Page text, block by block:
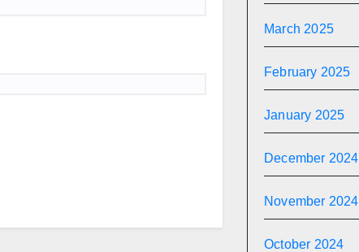
March 2025
February 2025
January 2025
December 2024
November 2024
October 2024